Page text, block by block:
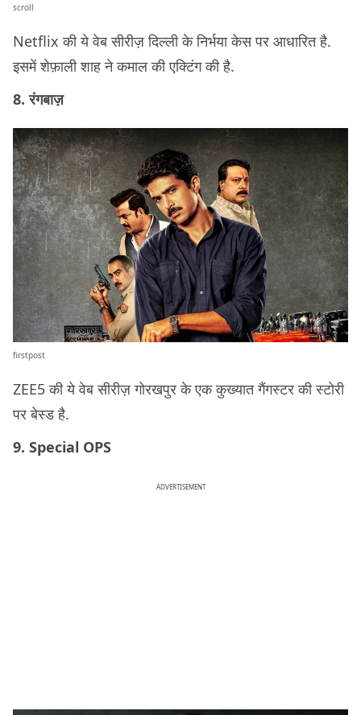
scroll
Netflix की ये वेब सीरीज़ दिल्ली के निर्भया केस पर आधारित है.
इसमें शेफ़ाली शाह ने कमाल की एक्टिंग की है.
8. रंगबाज़
firstpost
ZEE5 की ये वेब सीरीज़ गोरखपुर के एक कुख्यात गैंगस्टर की स्टोरी
पर बेस्ड है.
9. Special OPS
ADVERTISEMENT